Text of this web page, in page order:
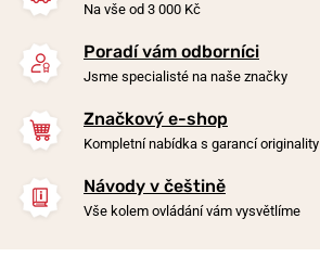
1 590 Kč
Na vše od 3 000 Kč
Poradí vám odborníci
Jsme specialisté na naše značky
Značkový e-shop
Kompletní nabídka s garancí originality
Návody v češtině
Vše kolem ovládání vám vysvětlíme